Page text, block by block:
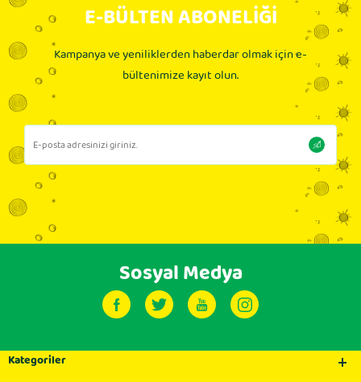
E-BÜLTEN ABONELİĞİ
Kampanya ve yeniliklerden haberdar olmak için e-
bültenimize kayıt olun.
Sosyal Medya
Kategoriler